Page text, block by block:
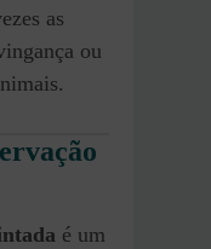
as
ou
é um